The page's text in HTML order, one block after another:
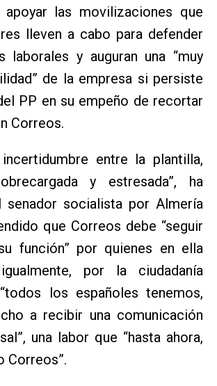
las movilizaciones que
lleven a cabo para defender
laborales y auguran una “muy
de la empresa si persiste
PP en su empeño de recortar
Correos.
incertidumbre entre la plantilla,
y estresada”, ha
senador socialista por Almería
que Correos debe “seguir
función” por quienes en ella
por la ciudadanía
los españoles tenemos,
a recibir una comunicación
una labor que “hasta ahora,
Correos”.